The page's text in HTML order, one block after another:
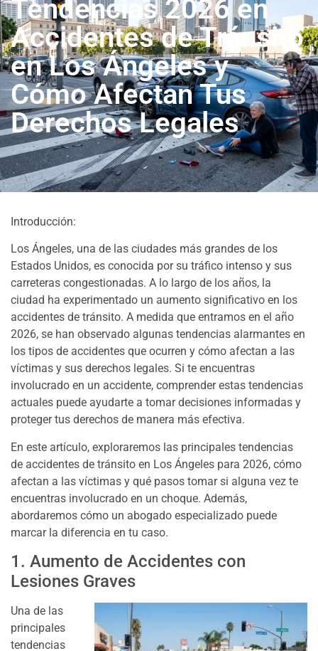
Tendencias 2026 en
Accidentes de Tránsito
en Los Ángeles y
Cómo Afectan Tus
Derechos Legales
Introducción:
Los Ángeles, una de las ciudades más grandes de los
Estados Unidos, es conocida por su tráfico intenso y sus
carreteras congestionadas. A lo largo de los años, la
ciudad ha experimentado un aumento significativo en los
accidentes de tránsito. A medida que entramos en el año
2026, se han observado algunas tendencias alarmantes en
los tipos de accidentes que ocurren y cómo afectan a las
víctimas y sus derechos legales. Si te encuentras
involucrado en un accidente, comprender estas tendencias
actuales puede ayudarte a tomar decisiones informadas y
proteger tus derechos de manera más efectiva.
En este artículo, exploraremos las principales tendencias
de accidentes de tránsito en Los Ángeles para 2026, cómo
afectan a las víctimas y qué pasos tomar si alguna vez te
encuentras involucrado en un choque. Además,
abordaremos cómo un abogado especializado puede
marcar la diferencia en tu caso.
1. Aumento de Accidentes con
Lesiones Graves
Una de las
principales
tendencias